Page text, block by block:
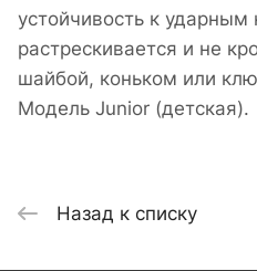
устойчивость к ударным
растрескивается и не
шайбой, коньком или
Модель Junior (детская).
Назад к списку